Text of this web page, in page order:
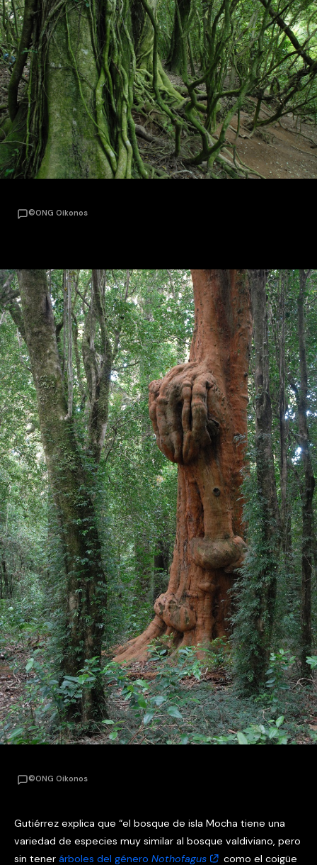
©ONG Oikonos
©ONG Oikonos
Gutiérrez explica que “el bosque de isla Mocha tiene una
variedad de especies muy similar al bosque valdiviano, pero
sin tener árboles del género Nothofagus como el coigüe